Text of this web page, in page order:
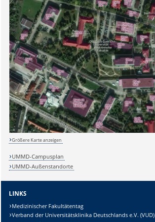
Sicherheitsabfrage:
Größere Karte anzeigen
UMMD-Campusplan
UMMD-Außenstandorte
LINKS
Medizinischer Fakultätentag
Verband der Universitätsklinika Deutschlands e.V. (VUD)